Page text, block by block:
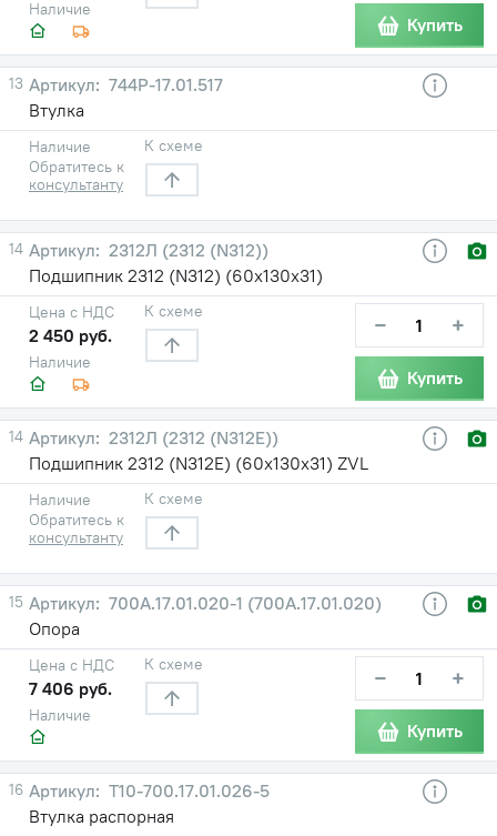
Наличие
Купить
13
744Р-17.01.517
Втулка
Наличие
Обратитесь к
консультанту
К схеме
14
2312Л (2312 (N312))
Подшипник 2312 (N312) (60х130х31)
Наличие
Цена с НДС
2 450 руб.
К схеме − +
Купить
14
2312Л (2312 (N312E))
Подшипник 2312 (N312E) (60х130х31) ZVL
Наличие
Обратитесь к
консультанту
К схеме
15
700А.17.01.020-1 (700А.17.01.020)
Опора
Наличие
Цена с НДС
7 406 руб.
К схеме − +
Купить
16
Т10-700.17.01.026-5
Втулка распорная